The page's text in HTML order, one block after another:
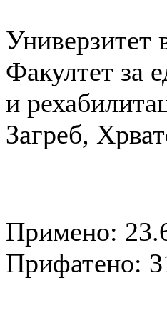
Универзитет
Факултет за
и
Загреб,
Примено:
Прифатено: